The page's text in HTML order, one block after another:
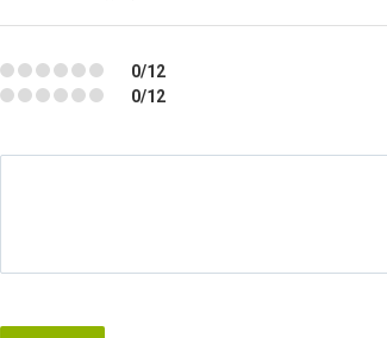
0/12
0/12